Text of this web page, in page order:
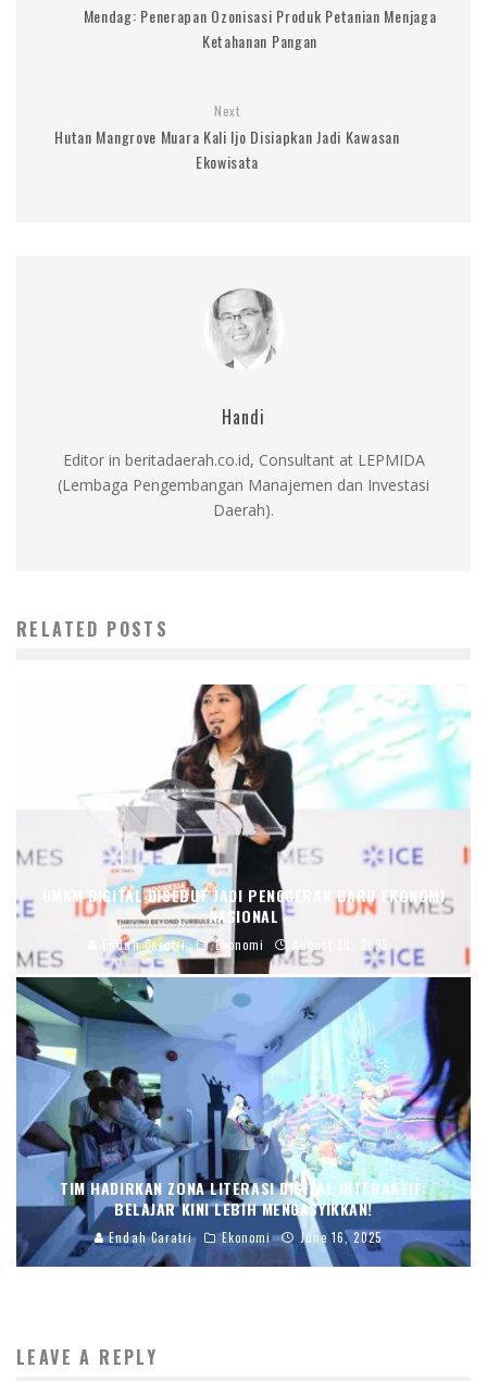
Mendag: Penerapan Ozonisasi Produk Petanian Menjaga
Ketahanan Pangan
Next
Hutan Mangrove Muara Kali Ijo Disiapkan Jadi Kawasan
Ekowisata
Handi
Editor in beritadaerah.co.id, Consultant at LEPMIDA
(Lembaga Pengembangan Manajemen dan Investasi
Daerah).
RELATED POSTS
UMKM DIGITAL DISEBUT JADI PENGGERAK BARU EKONOMI
NASIONAL
Endah Caratri Ekonomi August 30, 2025
TIM HADIRKAN ZONA LITERASI DIGITAL INTERAKTIF:
BELAJAR KINI LEBIH MENGASYIKKAN!
Endah Caratri Ekonomi June 16, 2025
LEAVE A REPLY